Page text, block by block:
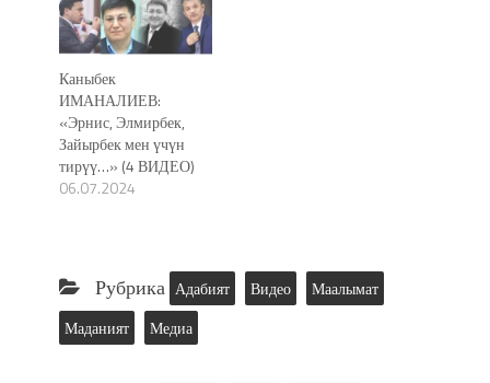
Каныбек
ИМАНАЛИЕВ:
«Эрнис, Элмирбек,
Зайырбек мен үчүн
тирүү…» (4 ВИДЕО)
06.07.2024
Рубрика Адабият Видео
Маалымат
Маданият
Медиа